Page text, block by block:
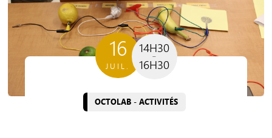
16
JUIL.
14H30
16H30
OCTOLAB - ACTIVITÉS